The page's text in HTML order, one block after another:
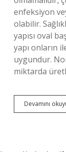
enfeksiyon
olabilir.
yapısı oval
yapı onların
uygundur.
miktarda
Devamını